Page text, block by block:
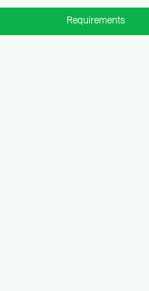
Requirements